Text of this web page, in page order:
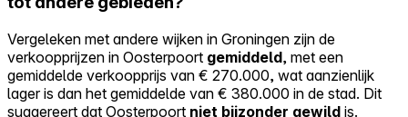
Vergeleken met andere wijken in Groningen zijn de
verkoopprijzen in Oosterpoort gemiddeld, met een
gemiddelde verkoopprijs van € 270.000, wat aanzienlijk
lager is dan het gemiddelde van € 380.000 in de stad. Dit
suggereert dat Oosterpoort niet bijzonder gewild is.